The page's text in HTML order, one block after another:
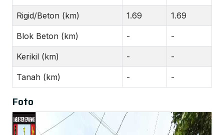
Rigid/Beton (km) 1.69 1.69
Blok Beton (km) - -
Kerikil (km) - -
Tanah (km) - -
Foto